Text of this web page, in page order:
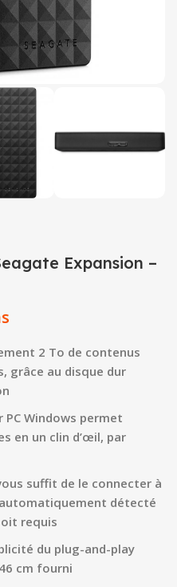
Expansion –
2 To de contenus
grâce au disque dur
Windows permet
en un clin d’œil, par
suffit de le connecter à
détecté
requis
du plug-and-play
cm fourni